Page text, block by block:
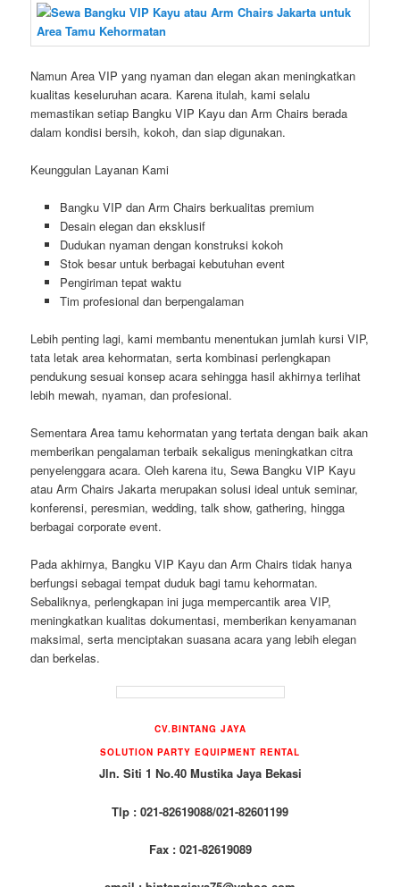
Namun Area VIP yang nyaman dan elegan akan meningkatkan
kualitas keseluruhan acara. Karena itulah, kami selalu
memastikan setiap Bangku VIP Kayu dan Arm Chairs berada
dalam kondisi bersih, kokoh, dan siap digunakan.
Keunggulan Layanan Kami
Bangku VIP dan Arm Chairs berkualitas premium
Desain elegan dan eksklusif
Dudukan nyaman dengan konstruksi kokoh
Stok besar untuk berbagai kebutuhan event
Pengiriman tepat waktu
Tim profesional dan berpengalaman
Lebih penting lagi, kami membantu menentukan jumlah kursi VIP,
tata letak area kehormatan, serta kombinasi perlengkapan
pendukung sesuai konsep acara sehingga hasil akhirnya terlihat
lebih mewah, nyaman, dan profesional.
Sementara Area tamu kehormatan yang tertata dengan baik akan
memberikan pengalaman terbaik sekaligus meningkatkan citra
penyelenggara acara. Oleh karena itu, Sewa Bangku VIP Kayu
atau Arm Chairs Jakarta merupakan solusi ideal untuk seminar,
konferensi, peresmian, wedding, talk show, gathering, hingga
berbagai corporate event.
Pada akhirnya, Bangku VIP Kayu dan Arm Chairs tidak hanya
berfungsi sebagai tempat duduk bagi tamu kehormatan.
Sebaliknya, perlengkapan ini juga mempercantik area VIP,
meningkatkan kualitas dokumentasi, memberikan kenyamanan
maksimal, serta menciptakan suasana acara yang lebih elegan
dan berkelas.
CV.BINTANG JAYA
SOLUTION PARTY EQUIPMENT RENTAL
Jln. Siti 1 No.40 Mustika Jaya Bekasi
Tlp : 021-82619088/021-82601199
Fax : 021-82619089